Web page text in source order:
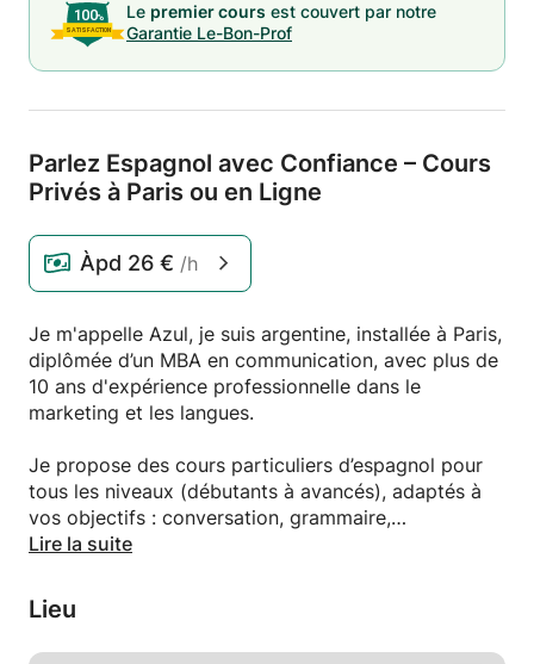
Le premier cours est couvert par notre
Garantie Le-Bon-Prof
Parlez Espagnol avec Confiance – Cours
Privés à Paris ou en Ligne
Àpd 26 € /h
Je m'appelle Azul, je suis argentine, installée à Paris,
diplômée d’un MBA en communication, avec plus de
10 ans d'expérience professionnelle dans le
marketing et les langues.
Je propose des cours particuliers d’espagnol pour
tous les niveaux (débutants à avancés), adaptés à
vos objectifs : conversation, grammaire,
compréhension orale et écrite, préparation aux
✅ Cours personnalisés et interactifs
✅ En présentiel à Paris ou en visio
Lire la suite
Lieu